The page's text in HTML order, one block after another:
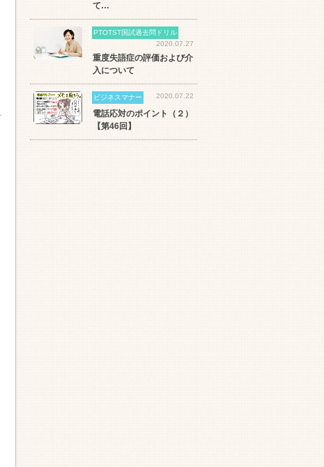
て…
PTOTST国試過去問ドリル
2020.07.27
重度失語症の評価および介
入について
ビジネスマナー 2020.07.22
電話応対のポイント（２）
【第46回】